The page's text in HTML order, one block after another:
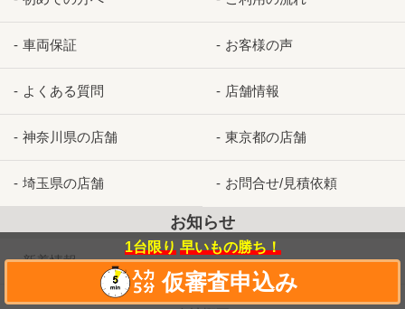
1台限り 早いもの勝ち！
仮審査申込み
車両保証 お客様の声
よくある質問 店舗情報
神奈川県の店舗 東京都の店舗
埼玉県の店舗 お問合せ/見積依頼
お知らせ
新着情報